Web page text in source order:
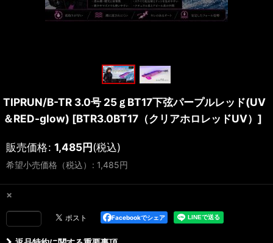
TIPRUN/B-TR 3.0号 25ｇBT17下弦パープルレッド(UV
＆RED-glow) [BTR3.0BT17（クリアホロレッドUV） ]
販売価格: 1,485円(税込)
希望小売価格（税込） : 1,485円
×
Facebookでシェア